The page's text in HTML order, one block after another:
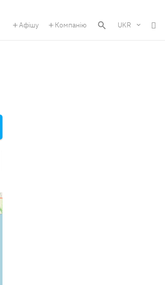
Афішу Компанію UKR